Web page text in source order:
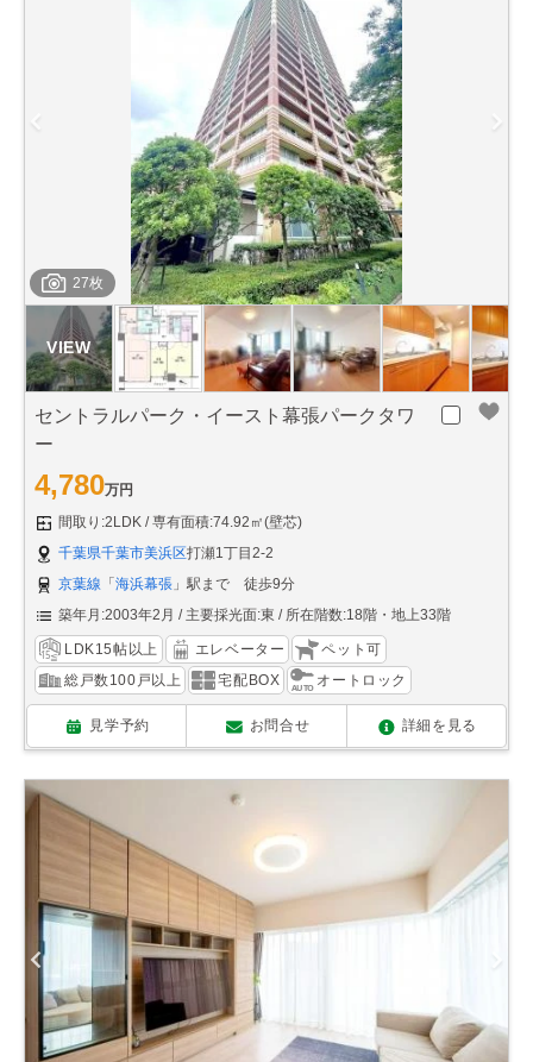
27枚
セントラルパーク・イースト幕張パークタワ
ー
4,780万円
間取り:2LDK
専有面積:74.92㎡(壁芯)
千葉県千葉市美浜区打瀬1丁目2-2
京葉線 「海浜幕張 」駅まで 徒歩9分
築年月:2003年2月
主要採光面:東 所在階数:18階・地上33階
LDK15帖以上 エレベーター
ペット可
総戸数100戸以上
宅配BOX オートロック
見学予約 お問合せ 詳細を見る